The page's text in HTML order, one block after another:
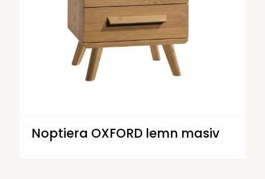
Noptiera OXFORD lemn masiv